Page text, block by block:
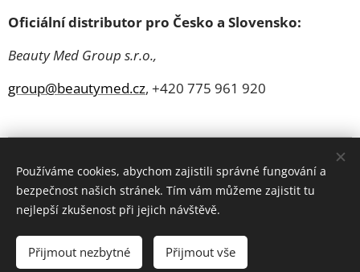
Oficiální distributor pro Česko a Slovensko:
Beauty Med Group s.r.o.,
group@beautymed.cz, +420 775 961 920
Share
© 2006 - 2025 ESPRIT BOHEMIA s.r.o. | všechna práva
Používáme cookies, abychom zajistili správné fungování a
bezpečnost našich stránek. Tím vám můžeme zajistit tu
nejlepší zkušenost při jejich návštěvě.
Přijmout nezbytné Přijmout vše